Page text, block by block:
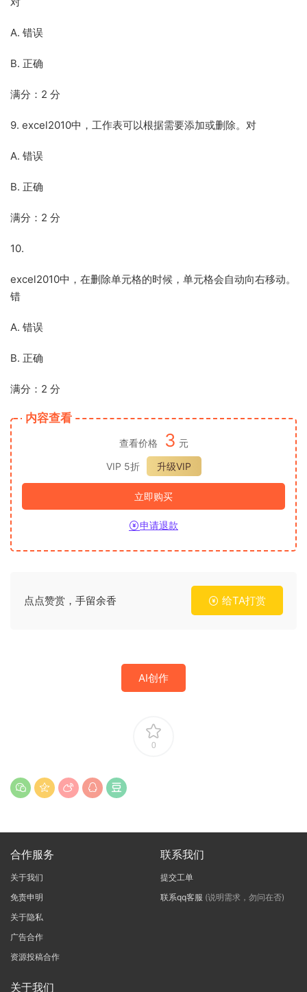
A. 错误
B. 正确
满分：2 分
9. excel2010中，工作表可以根据需要添加或删除。对
A. 错误
B. 正确
满分：2 分
10.
excel2010中，在删除单元格的时候，单元格会自动向右移动。
错
A. 错误
B. 正确
满分：2 分
内容查看
查看价格 3 元
VIP 5折
升级VIP
立即购买
申请退款
点点赞赏，手留余香 给TA打赏
AI创作
0
合作服务
关于我们
免责申明
关于隐私
广告合作
资源投稿合作
联系我们
提交工单
联系qq客服 (说明需求，勿问在否)
关于我们